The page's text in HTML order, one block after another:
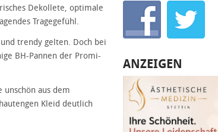
Dekollete, optimale
Tragegefühl.
trendy gelten. Doch bei
BH-Pannen der Promi-
aus dem
Kleid deutlich
ANZEIGEN